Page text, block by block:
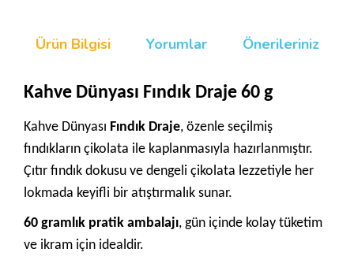
Ürün Bilgisi Yorumlar Önerileriniz
Kahve Dünyası Fındık Draje 60 g
Kahve Dünyası Fındık Draje, özenle seçilmiş
fındıkların çikolata ile kaplanmasıyla hazırlanmıştır.
Çıtır fındık dokusu ve dengeli çikolata lezzetiyle her
lokmada keyifli bir atıştırmalık sunar.
60 gramlık pratik ambalajı, gün içinde kolay tüketim
ve ikram için idealdir.